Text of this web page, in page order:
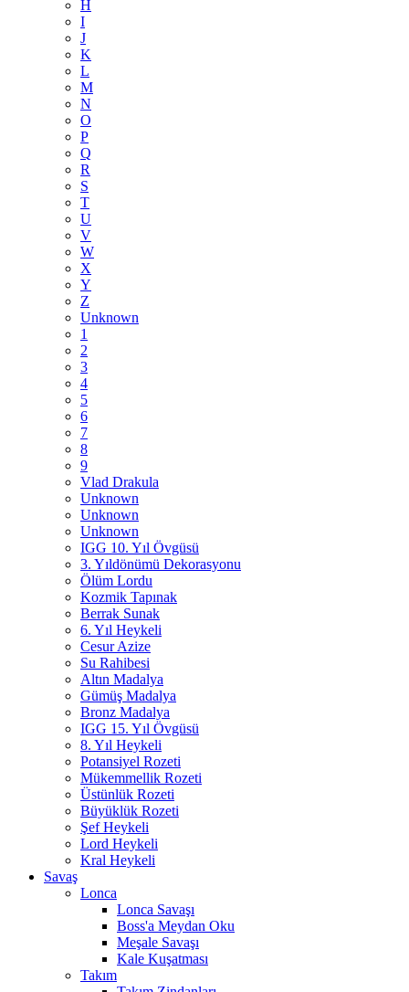
H
I
J
K
L
M
N
O
P
Q
R
S
T
U
V
W
X
Y
Z
Unknown
1
2
3
4
5
6
7
8
9
Vlad Drakula
Unknown
Unknown
Unknown
IGG 10. Yıl Övgüsü
3. Yıldönümü Dekorasyonu
Ölüm Lordu
Kozmik Tapınak
Berrak Sunak
6. Yıl Heykeli
Cesur Azize
Su Rahibesi
Altın Madalya
Gümüş Madalya
Bronz Madalya
IGG 15. Yıl Övgüsü
8. Yıl Heykeli
Potansiyel Rozeti
Mükemmellik Rozeti
Üstünlük Rozeti
Büyüklük Rozeti
Şef Heykeli
Lord Heykeli
Kral Heykeli
Savaş
Lonca
Lonca Savaşı
Boss'a Meydan Oku
Meşale Savaşı
Kale Kuşatması
Takım